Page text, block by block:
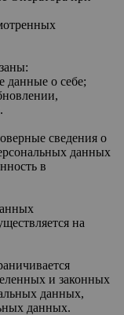
данные о себе;
сведения о
данных
в
на
и законных
данных,
данных.